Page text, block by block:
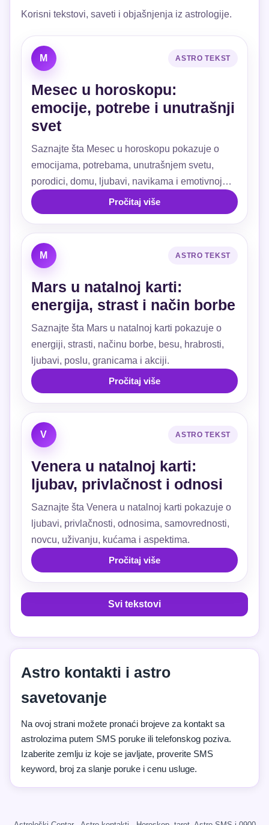
Korisni tekstovi, saveti i objašnjenja iz astrologije.
M ASTRO TEKST
Mesec u horoskopu:
emocije, potrebe i unutrašnji
svet
Saznajte šta Mesec u horoskopu pokazuje o
emocijama, potrebama, unutrašnjem svetu,
porodici, domu, ljubavi, navikama i emotivnoj
sigurnosti.
Pročitaj više
M ASTRO TEKST
Mars u natalnoj karti:
energija, strast i način borbe
Saznajte šta Mars u natalnoj karti pokazuje o
energiji, strasti, načinu borbe, besu, hrabrosti,
ljubavi, poslu, granicama i akciji.
Pročitaj više
V ASTRO TEKST
Venera u natalnoj karti:
ljubav, privlačnost i odnosi
Saznajte šta Venera u natalnoj karti pokazuje o
ljubavi, privlačnosti, odnosima, samovrednosti,
novcu, uživanju, kućama i aspektima.
Pročitaj više
Svi tekstovi
Astro kontakti i astro
savetovanje
Na ovoj strani možete pronaći brojeve za kontakt sa
astrolozima putem SMS poruke ili telefonskog poziva.
Izaberite zemlju iz koje se javljate, proverite SMS
keyword, broj za slanje poruke i cenu usluge.